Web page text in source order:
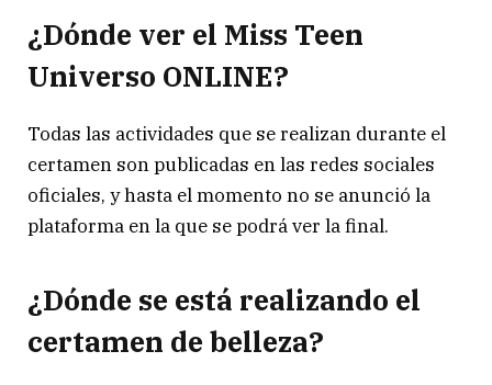
¿Dónde ver el Miss Teen
Universo ONLINE?
Todas las actividades que se realizan durante el
certamen son publicadas en las redes sociales
oficiales, y hasta el momento no se anunció la
plataforma en la que se podrá ver la final.
¿Dónde se está realizando el
certamen de belleza?